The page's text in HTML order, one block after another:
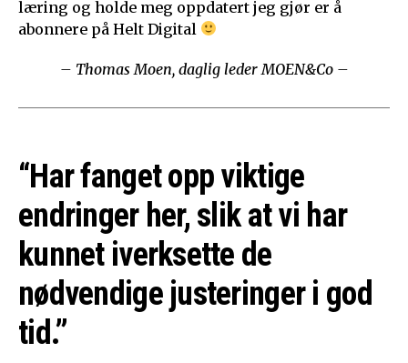
læring og holde meg oppdatert jeg gjør er å
abonnere på Helt Digital
– Thomas Moen, daglig leder MOEN&Co –
“Har fanget opp viktige
endringer her, slik at vi har
kunnet iverksette de
nødvendige justeringer i god
tid.”